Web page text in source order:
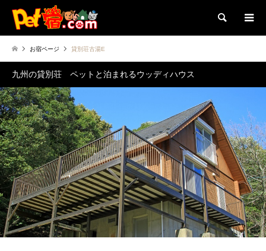
検索
お宿ページ 貸別荘古湯E
九州の貸別荘 ペットと泊まれるウッディハウス